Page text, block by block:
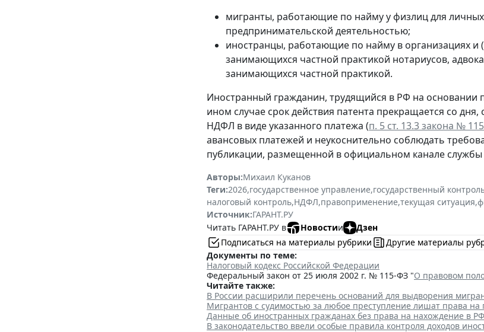
мигранты, работающие по найму у физлиц для
предпринимательской деятельностью;
иностранцы, работающие по найму в организациях и
занимающихся частной практикой нотариусов,
занимающихся частной практикой.
Иностранный гражданин, трудящийся в РФ на основании
ином случае срок действия патента прекращается со
НДФЛ в виде указанного платежа (п. 5 ст. 13.3 закона №
авансовых платежей и неукоснительно соблюдать
публикации, размещенной в официальном канале
Авторы:Михаил Куканов
Теги:2026,государственное управление,государственный
налоговый контроль,НДФЛ,правоприменение,текущая ситуация,
Источник:ГАРАНТ.РУ
Читать ГАРАНТ.РУ в
Новостии
Дзен
Подписаться на материалы рубрики
Другие материалы
Документы по теме:
Налоговый кодекс Российской Федерации
Федеральный закон от 25 июля 2002 г. № 115-ФЗ "О правовом
Читайте также:
В России расширили перечень оснований для выдворения
Мигрантов с судимостью за любое преступление лишат права на
Данные об иностранных гражданах без права на нахождение в
В законодательство ввели особые правила контроля доходов